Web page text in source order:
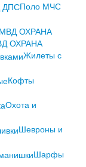
Поло МЧС
ОХРАНА
Жилеты с
Кофты
Охота и
Шевроны и
Шарфы